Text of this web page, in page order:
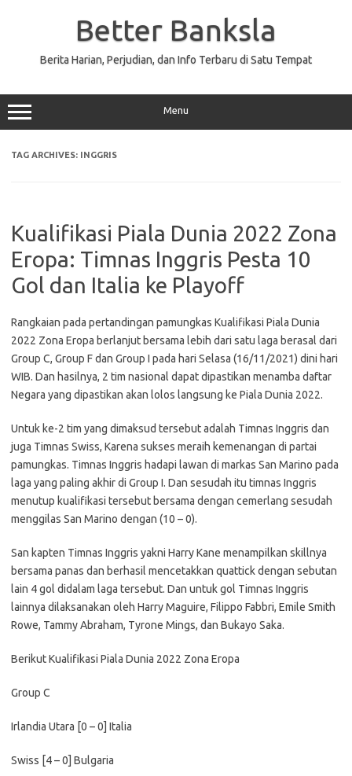
Better Banksla
Berita Harian, Perjudian, dan Info Terbaru di Satu Tempat
Menu
TAG ARCHIVES: INGGRIS
Kualifikasi Piala Dunia 2022 Zona
Eropa: Timnas Inggris Pesta 10
Gol dan Italia ke Playoff
Rangkaian pada pertandingan pamungkas Kualifikasi Piala Dunia
2022 Zona Eropa berlanjut bersama lebih dari satu laga berasal dari
Group C, Group F dan Group I pada hari Selasa (16/11/2021) dini hari
WIB. Dan hasilnya, 2 tim nasional dapat dipastikan menamba daftar
Negara yang dipastikan akan lolos langsung ke Piala Dunia 2022.
Untuk ke-2 tim yang dimaksud tersebut adalah Timnas Inggris dan
juga Timnas Swiss, Karena sukses meraih kemenangan di partai
pamungkas. Timnas Inggris hadapi lawan di markas San Marino pada
laga yang paling akhir di Group I. Dan sesudah itu timnas Inggris
menutup kualifikasi tersebut bersama dengan cemerlang sesudah
menggilas San Marino dengan (10 – 0).
San kapten Timnas Inggris yakni Harry Kane menampilkan skillnya
bersama panas dan berhasil mencetakkan quattick dengan sebutan
lain 4 gol didalam laga tersebut. Dan untuk gol Timnas Inggris
lainnya dilaksanakan oleh Harry Maguire, Filippo Fabbri, Emile Smith
Rowe, Tammy Abraham, Tyrone Mings, dan Bukayo Saka.
Berikut Kualifikasi Piala Dunia 2022 Zona Eropa
Group C
Irlandia Utara [0 – 0] Italia
Swiss [4 – 0] Bulgaria